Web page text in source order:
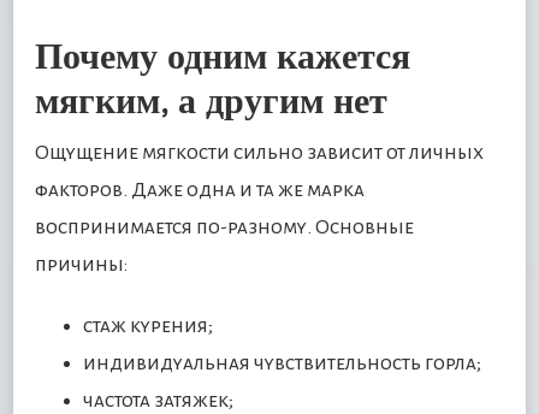
Почему одним кажется
мягким, а другим нет
Ощущение мягкости сильно зависит от личных
факторов. Даже одна и та же марка
воспринимается по-разному. Основные
причины:
стаж курения;
индивидуальная чувствительность горла;
частота затяжек;